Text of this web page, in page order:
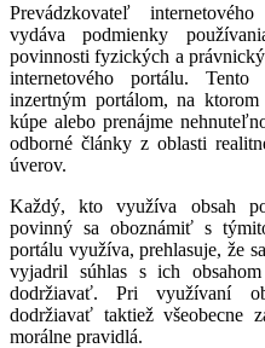
Prevádzkovateľ
vydáva podmienky
povinnosti fyzických a
internetového portálu.
inzertným portálom, na
kúpe alebo prenájme
odborné články z oblasti
úverov.
Každý, kto využíva obsah
povinný sa oboznámiť s
portálu využíva, prehlasuje, že
vyjadril súhlas s ich
dodržiavať. Pri využívaní
dodržiavať taktiež všeobecne
morálne pravidlá.